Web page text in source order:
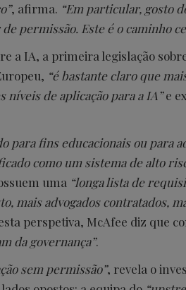
, afirma. “Em particular, gosto
permissão. Este é o caminho
a IA, a primeira legislação
“é bastante claro que
níveis de aplicação para a IA”e
para fins educacionais ou para
como um sistema de alto
uma “longa lista de
mais advogados contratados,
perspetiva, McAfee diz que
da governança”.
sem permissão”, revela o